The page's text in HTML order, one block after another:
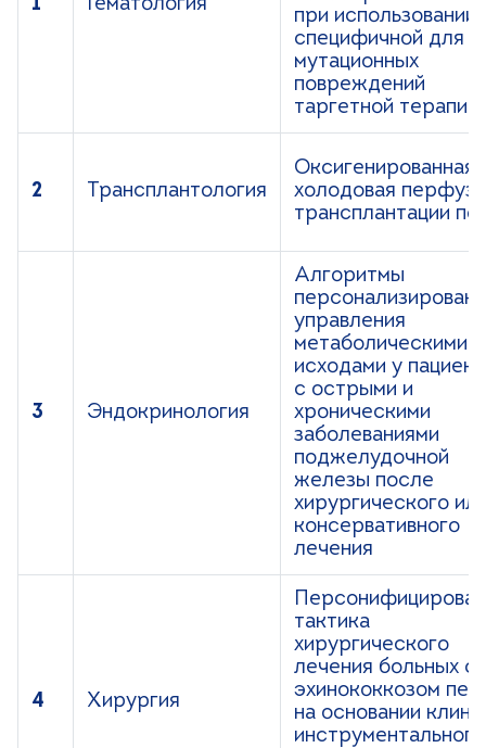
1 Гематология
при использовании
специфичной для
мутационных
повреждений
таргетной терапии
2 Трансплантология
Оксигенированная
холодовая
трансплантации
3 Эндокринология
Алгоритмы
управления
метаболическими
исходами у
с острыми и
хроническими
заболеваниями
поджелудочной
железы после
хирургического
консервативного
лечения
4 Хирургия
тактика
хирургического
лечения больных с
эхинококкозом
на основании